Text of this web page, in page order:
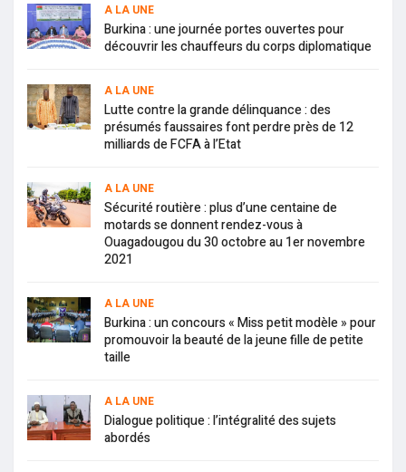
A LA UNE
Burkina : une journée portes ouvertes pour
découvrir les chauffeurs du corps diplomatique
A LA UNE
Lutte contre la grande délinquance : des
présumés faussaires font perdre près de 12
milliards de FCFA à l’Etat
A LA UNE
Sécurité routière : plus d’une centaine de
motards se donnent rendez-vous à
Ouagadougou du 30 octobre au 1er novembre
2021
A LA UNE
Burkina : un concours « Miss petit modèle » pour
promouvoir la beauté de la jeune fille de petite
taille
A LA UNE
Dialogue politique : l’intégralité des sujets
abordés